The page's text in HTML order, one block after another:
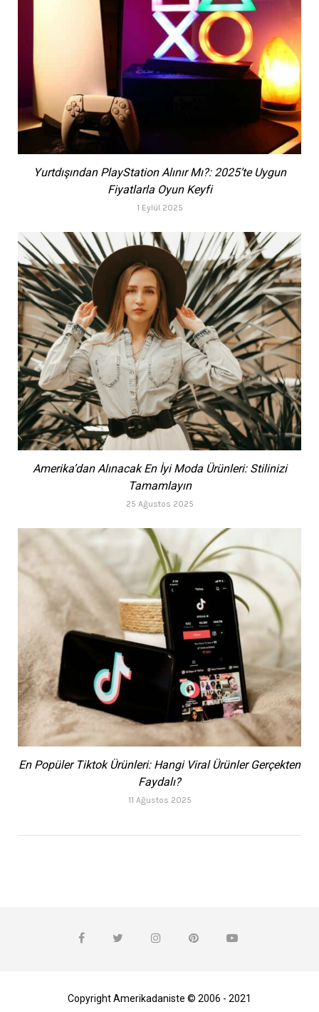
Yurtdışından PlayStation Alınır Mı?: 2025’te Uygun
Fiyatlarla Oyun Keyfi
1 Eylül 2025
Amerika’dan Alınacak En İyi Moda Ürünleri: Stilinizi
Tamamlayın
25 Ağustos 2025
En Popüler Tiktok Ürünleri: Hangi Viral Ürünler Gerçekten
Faydalı?
11 Ağustos 2025
Copyright Amerikadaniste © 2006 - 2021